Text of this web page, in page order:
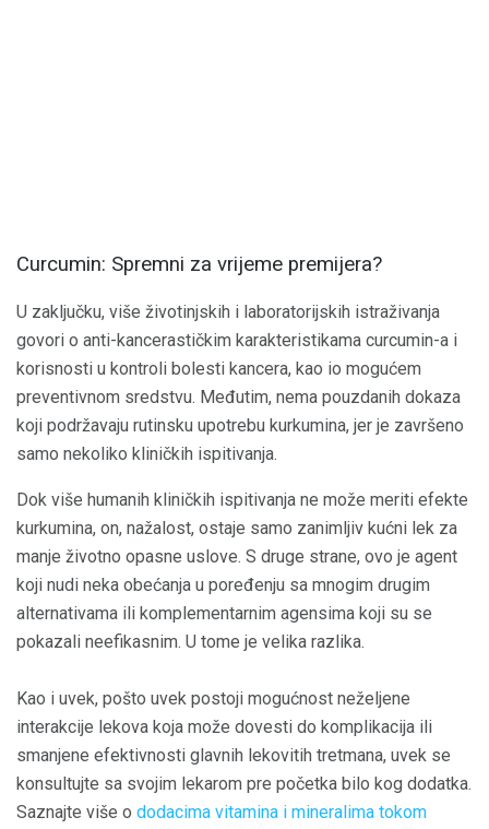
Curcumin: Spremni za vrijeme premijera?
U zaključku, više životinjskih i laboratorijskih istraživanja
govori o anti-kancerastičkim karakteristikama curcumin-a i
korisnosti u kontroli bolesti kancera, kao io mogućem
preventivnom sredstvu. Međutim, nema pouzdanih dokaza
koji podržavaju rutinsku upotrebu kurkumina, jer je završeno
samo nekoliko kliničkih ispitivanja.
Dok više humanih kliničkih ispitivanja ne može meriti efekte
kurkumina, on, nažalost, ostaje samo zanimljiv kućni lek za
manje životno opasne uslove. S druge strane, ovo je agent
koji nudi neka obećanja u poređenju sa mnogim drugim
alternativama ili komplementarnim agensima koji su se
pokazali neefikasnim. U tome je velika razlika.
Kao i uvek, pošto uvek postoji mogućnost neželjene
interakcije lekova koja može dovesti do komplikacija ili
smanjene efektivnosti glavnih lekovitih tretmana, uvek se
konsultujte sa svojim lekarom pre početka bilo kog dodatka.
Saznajte više o dodacima vitamina i mineralima tokom